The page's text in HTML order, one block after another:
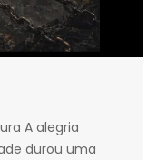
A alegria
durou uma